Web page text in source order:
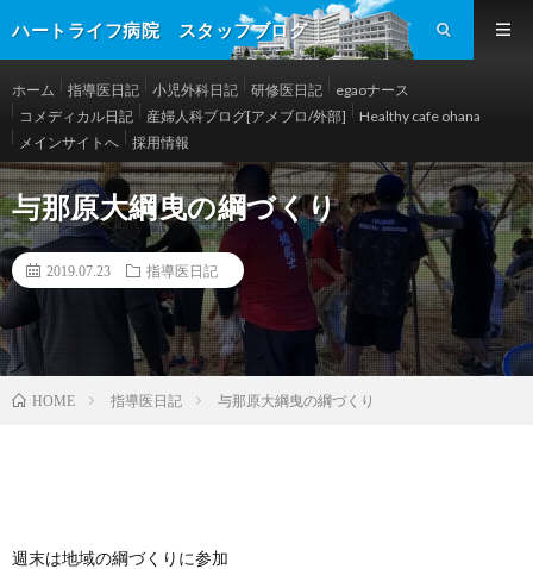
ハートライフ病院 スタッフブログ
ホーム 指導医日記 小児外科日記 研修医日記
egaoナース
コメディカル日記
産婦人科ブログ[アメブロ/外部]
Healthy cafe ohana
メインサイトへ
採用情報
与那原大綱曳の綱づくり
2019.07.23 指導医日記
HOME 指導医日記 与那原大綱曳の綱づくり
週末は地域の綱づくりに参加